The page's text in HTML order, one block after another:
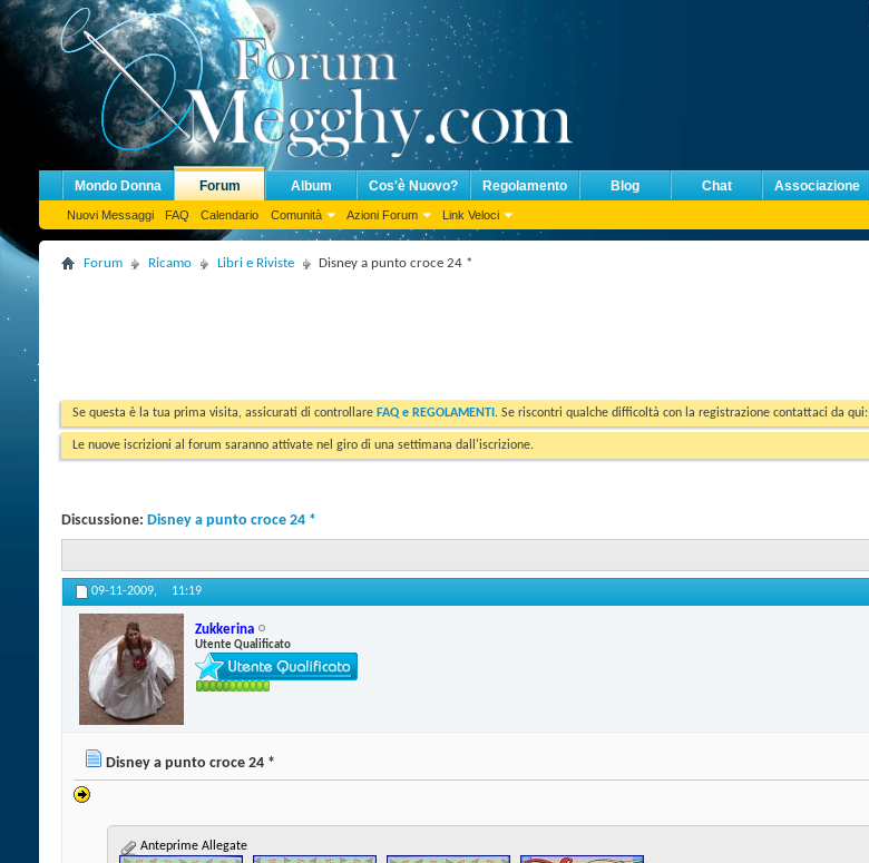
Mondo Donna Forum
Nuovi Messaggi FAQ Calendario Comunità Azioni Forum Link Veloci
Album Cos'è Nuovo? Regolamento Blog Chat Associazione
Forum Ricamo Libri e Riviste Disney a punto croce 24 *
Se questa è la tua prima visita, assicurati di controllare FAQ e REGOLAMENTI . Se riscontri qualche difficoltà con la registrazione contattaci da qui:
Le nuove iscrizioni al forum saranno attivate nel giro di una settimana dall'iscrizione.
Discussione: Disney a punto croce 24 *
09-11-2009, 11:19
Zukkerina
Utente Qualificato
Disney a punto croce 24 *
Anteprime Allegate